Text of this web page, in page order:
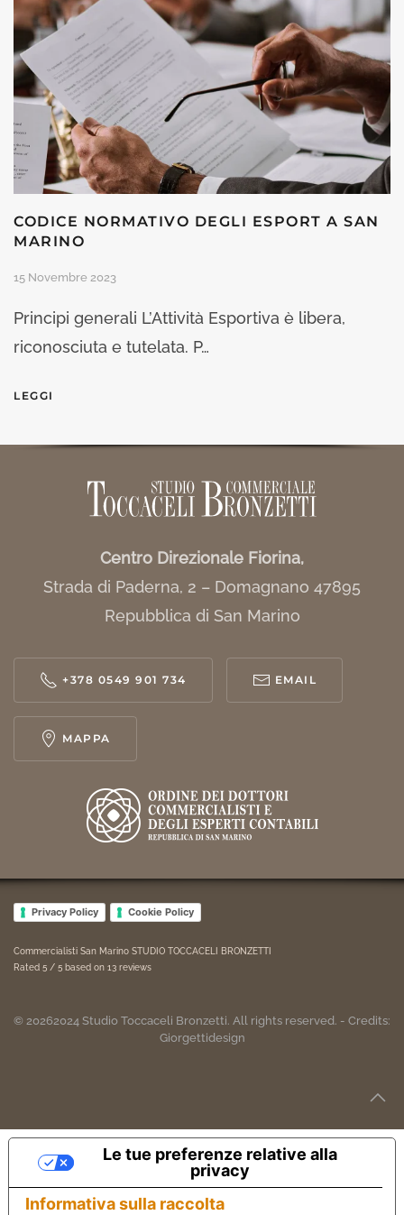
CODICE NORMATIVO DEGLI ESPORT A SAN
MARINO
15 Novembre 2023
Principi generali L’Attività Esportiva è libera,
riconosciuta e tutelata. P…
LEGGI
Centro Direzionale Fiorina,
Strada di Paderna, 2 – Domagnano 47895
Repubblica di San Marino
+378 0549 901 734 EMAIL
MAPPA
Privacy Policy Cookie Policy
Commercialisti San Marino STUDIO TOCCACELI BRONZETTI
Rated 5 / 5 based on 13 reviews
© 20262024 Studio Toccaceli Bronzetti. All rights reserved. - Credits:
Giorgettidesign
Informativa sulla raccolta
Le tue preferenze relative alla
privacy